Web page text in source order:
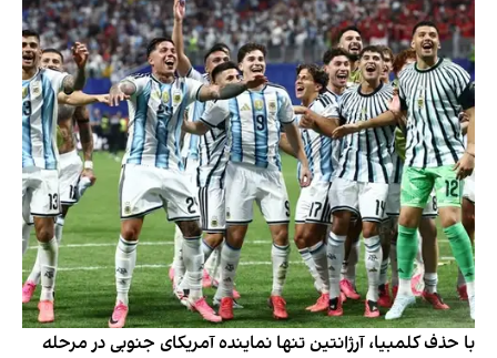
با حذف کلمبیا، آرژانتین تنها نماینده آمریکای جنوبی در مرحله